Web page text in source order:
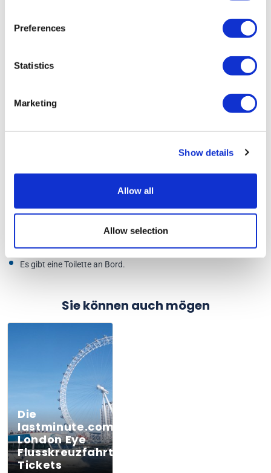
Preferences
Statistics
Marketing
Show details
Allow all
Allow selection
Check-in: 19 Uhr
dem Tourtag angemeldet werden. Werden keine Wünsche
geäußert, wird ein Standardgericht angeboten.
Es gibt eine Toilette an Bord.
Sie können auch mögen
Die
lastminute.com
London Eye
Flusskreuzfahrt-
Tickets